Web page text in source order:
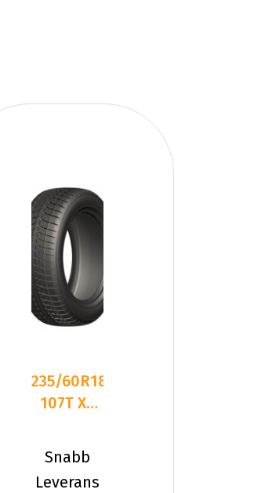
235/60R18
107T XL
WINTER
DEFENDER
Snabb
Leverans